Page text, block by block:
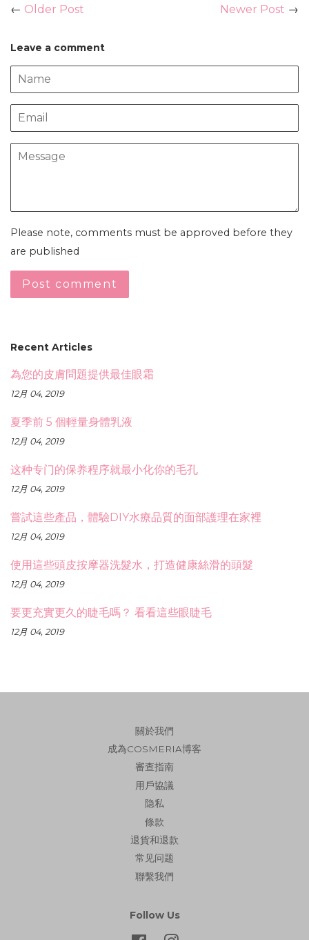
← Older Post Newer Post →
Leave a comment
Name
Email
Message
Please note, comments must be approved before they
are published
Recent Articles
為您的皮膚問題提供最佳眼霜
12月 04, 2019
夏季前 5 個輕量身體乳液
12月 04, 2019
这种专门的保养程序就最小化你的毛孔
12月 04, 2019
嘗試這些產品，體驗DIY水療品質的面部護理在家裡
12月 04, 2019
使用這些頭皮按摩器洗髮水，打造健康絲滑的頭髮
12月 04, 2019
要更充實更久的睫毛嗎？ 看看這些眼睫毛
12月 04, 2019
關於我們
成為COSMERIA博客
審查指南
用戶協議
隐私
條款
退貨和退款
常见问题
聯繫我們
Follow Us